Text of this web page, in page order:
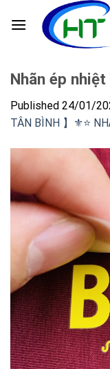
Nhãn ép nhiệt
Published 24/01/
TÂN BÌNH 】⚜️⭐️